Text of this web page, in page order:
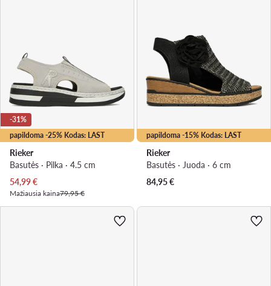
papildoma -25% Kodas: LAST
-31%
Rieker
Basutės · Pilka · 4.5 cm
Dabartinė kaina
54,99€
Mažiausia kaina79,95 €
papildoma -15% Kodas: LAST
Rieker
Basutės · Juoda · 6 cm
84,95€